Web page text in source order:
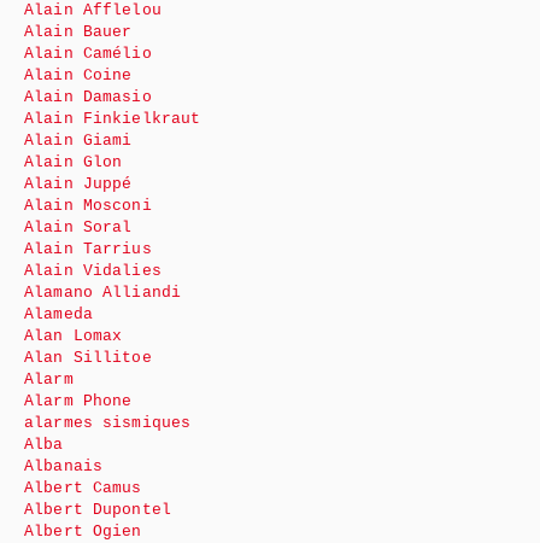
Alain Afflelou
Alain Bauer
Alain Camélio
Alain Coine
Alain Damasio
Alain Finkielkraut
Alain Giami
Alain Glon
Alain Juppé
Alain Mosconi
Alain Soral
Alain Tarrius
Alain Vidalies
Alamano Alliandi
Alameda
Alan Lomax
Alan Sillitoe
Alarm
Alarm Phone
alarmes sismiques
Alba
Albanais
Albert Camus
Albert Dupontel
Albert Ogien